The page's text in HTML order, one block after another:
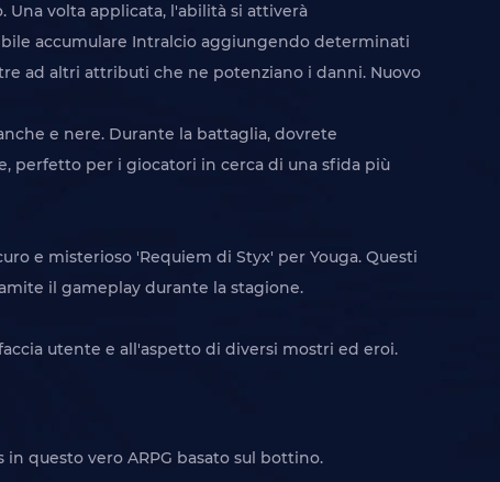
volta applicata, l'abilità si attiverà
accumulare Intralcio aggiungendo determinati
ad altri attributi che ne potenziano i danni. Nuovo
e nere. Durante la battaglia, dovrete
perfetto per i giocatori in cerca di una sfida più
e misterioso 'Requiem di Styx' per Youga. Questi
il gameplay durante la stagione.
utente e all'aspetto di diversi mostri ed eroi.
questo vero ARPG basato sul bottino.